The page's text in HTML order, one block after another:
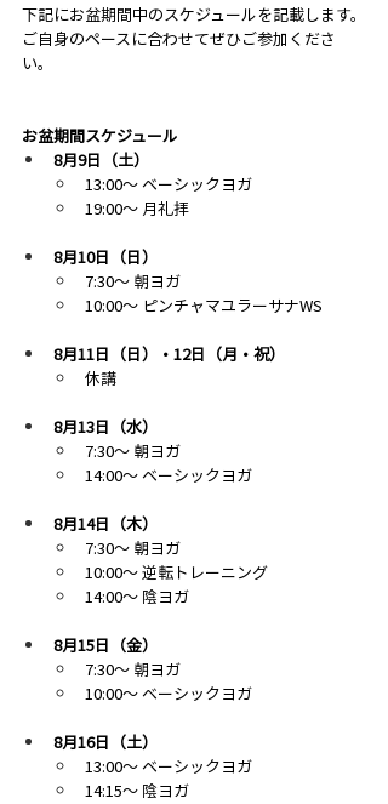
下記にお盆期間中のスケジュールを記載します。
ご自身のペースに合わせてぜひご参加くださ
い。
お盆期間スケジュール
8月9日（土）
13:00〜 ベーシックヨガ
19:00〜 月礼拝
8月10日（日）
7:30〜 朝ヨガ
10:00〜 ピンチャマユラーサナWS
8月11日（日）・12日（月・祝）
休講
8月13日（水）
7:30〜 朝ヨガ
14:00〜 ベーシックヨガ
8月14日（木）
7:30〜 朝ヨガ
10:00〜 逆転トレーニング
14:00〜 陰ヨガ
8月15日（金）
7:30〜 朝ヨガ
10:00〜 ベーシックヨガ
8月16日（土）
13:00〜 ベーシックヨガ
14:15〜 陰ヨガ